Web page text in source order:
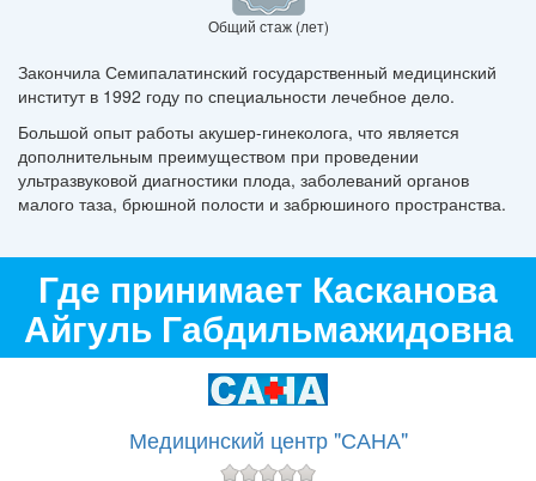
Общий стаж (лет)
Закончила Семипалатинский государственный медицинский
институт в 1992 году по специальности лечебное дело.
Большой опыт работы акушер-гинеколога, что является
дополнительным преимуществом при проведении
ультразвуковой диагностики плода, заболеваний органов
малого таза, брюшной полости и забрюшиного пространства.
Где принимает Касканова
Айгуль Габдильмажидовна
Медицинский центр "САНА"